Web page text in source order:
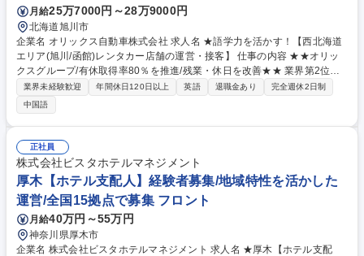
月給25万7000円～28万9000円
北海道旭川市
企業名 オリックス自動車株式会社 求人名 ★語学力を活かす！【西北海道
エリア(旭川/函館)レンタカー店舗の運営・接客】 仕事の内容 ★★オリッ
クスグループ/有休取得率80％を推進/残業・休日を改善★★ 業界第2位の
保有台数を誇る当社の中核事業「オリックスレンタカー」の 北海道内の直
営レンタカー店舗運営を統括する店長候補を募集します。 【詳細】◆カウ
ンターでの接客（貸出・返却対応）◆保有車両の稼働管理 /他店舗との連
携◆店舗で勤務するスタッフのマネジメント◆キャンペーン施策の企画・
設計◆売上管理◆法人営業（近隣ホテル、損害保険会社、自動車ディーラ
ーへのご提案）※「接客」以外の業務として、車両の稼働管理やアルバイ
トスタッフの育成・管理といったマネジメント業務を中心とした店舗運営
があります。法人営業にも注力しております。 募集職種 ★語学力を活か
す！【西北海道エリア(旭川/函館)レンタカー店舗の運営・接客】
業界未経験歓迎 年間休日120日以上 英語 退職金あり
完全週休2日制
中国語
正社員
株式会社ビスタホテルマネジメント
厚木【ホテル支配人】経験者募集/地域特性を活かした
運営/全国15拠点で募集 フロント
月給40万円～55万円
神奈川県厚木市
企業名 株式会社ビスタホテルマネジメント 求人名 ★厚木【ホテル支配